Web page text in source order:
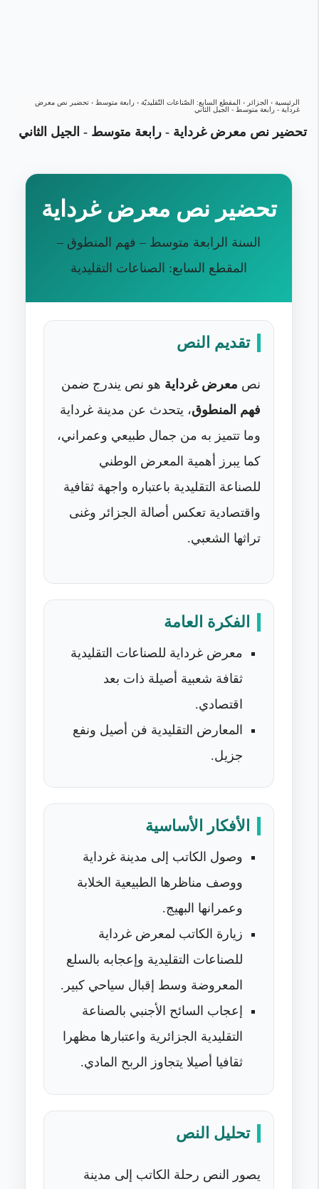
الرئيسية › الجزائر › المقطع السابع: الصّناعات التّقليديّة › رابعة متوسط › تحضير نص معرض
غرداية - رابعة متوسط - الجيل الثاني
تحضير نص معرض غرداية - رابعة متوسط - الجيل الثاني
تحضير نص معرض غرداية
السنة الرابعة متوسط – فهم المنطوق –
المقطع السابع: الصناعات التقليدية
تقديم النص
نص معرض غرداية هو نص يندرج ضمن
فهم المنطوق، يتحدث عن مدينة غرداية
وما تتميز به من جمال طبيعي وعمراني،
كما يبرز أهمية المعرض الوطني
للصناعة التقليدية باعتباره واجهة ثقافية
واقتصادية تعكس أصالة الجزائر وغنى
تراثها الشعبي.
الفكرة العامة
معرض غرداية للصناعات التقليدية
ثقافة شعبية أصيلة ذات بعد
اقتصادي.
المعارض التقليدية فن أصيل ونفع
جزيل.
الأفكار الأساسية
وصول الكاتب إلى مدينة غرداية
ووصف مناظرها الطبيعية الخلابة
وعمرانها البهيج.
زيارة الكاتب لمعرض غرداية
للصناعات التقليدية وإعجابه بالسلع
المعروضة وسط إقبال سياحي كبير.
إعجاب السائح الأجنبي بالصناعة
التقليدية الجزائرية واعتبارها مظهرا
ثقافيا أصيلا يتجاوز الربح المادي.
تحليل النص
يصور النص رحلة الكاتب إلى مدينة